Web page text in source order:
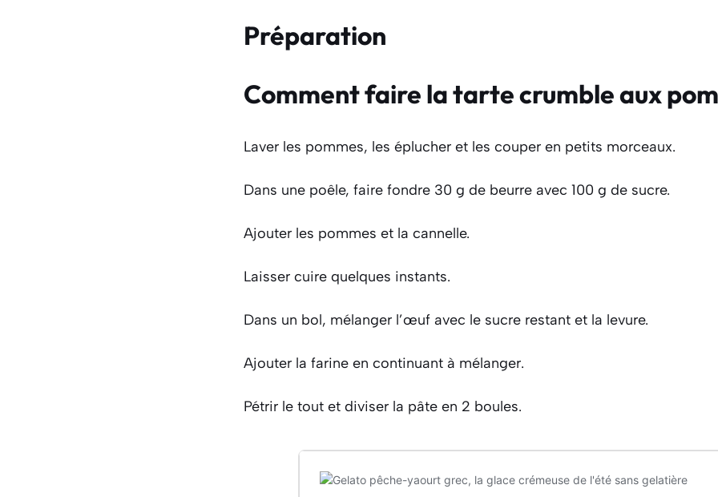
Préparation
Comment faire la tarte crumble aux
Laver les pommes, les éplucher et les couper en petits morceaux.
Dans une poêle, faire fondre 30 g de beurre avec 100 g de sucre.
Ajouter les pommes et la cannelle.
Laisser cuire quelques instants.
Dans un bol, mélanger l’œuf avec le sucre restant et la levure.
Ajouter la farine en continuant à mélanger.
Pétrir le tout et diviser la pâte en 2 boules.